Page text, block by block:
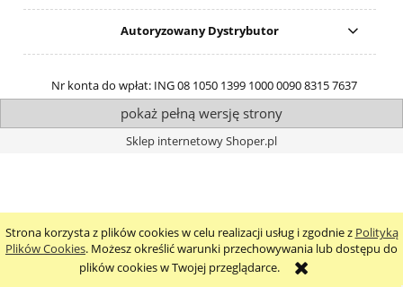
Strona korzysta z plików cookies w celu realizacji usług i zgodnie z Polityką
Plików Cookies. Możesz określić warunki przechowywania lub dostępu do
plików cookies w Twojej przeglądarce.
Autoryzowany Dystrybutor
Nr konta do wpłat: ING 08 1050 1399 1000 0090 8315 7637
pokaż pełną wersję strony
Sklep internetowy Shoper.pl